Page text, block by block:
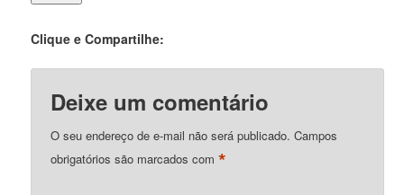
Clique e Compartilhe:
Deixe um comentário
O seu endereço de e-mail não será publicado. Campos
obrigatórios são marcados com*